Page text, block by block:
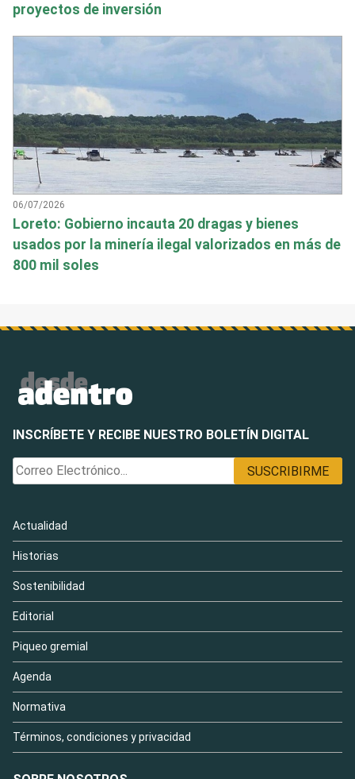
proyectos de inversión
06/07/2026
Loreto: Gobierno incauta 20 dragas y bienes
usados por la minería ilegal valorizados en más de
800 mil soles
INSCRÍBETE Y RECIBE NUESTRO BOLETÍN DIGITAL
Actualidad
Historias
Sostenibilidad
Editorial
Piqueo gremial
Agenda
Normativa
Términos, condiciones y privacidad